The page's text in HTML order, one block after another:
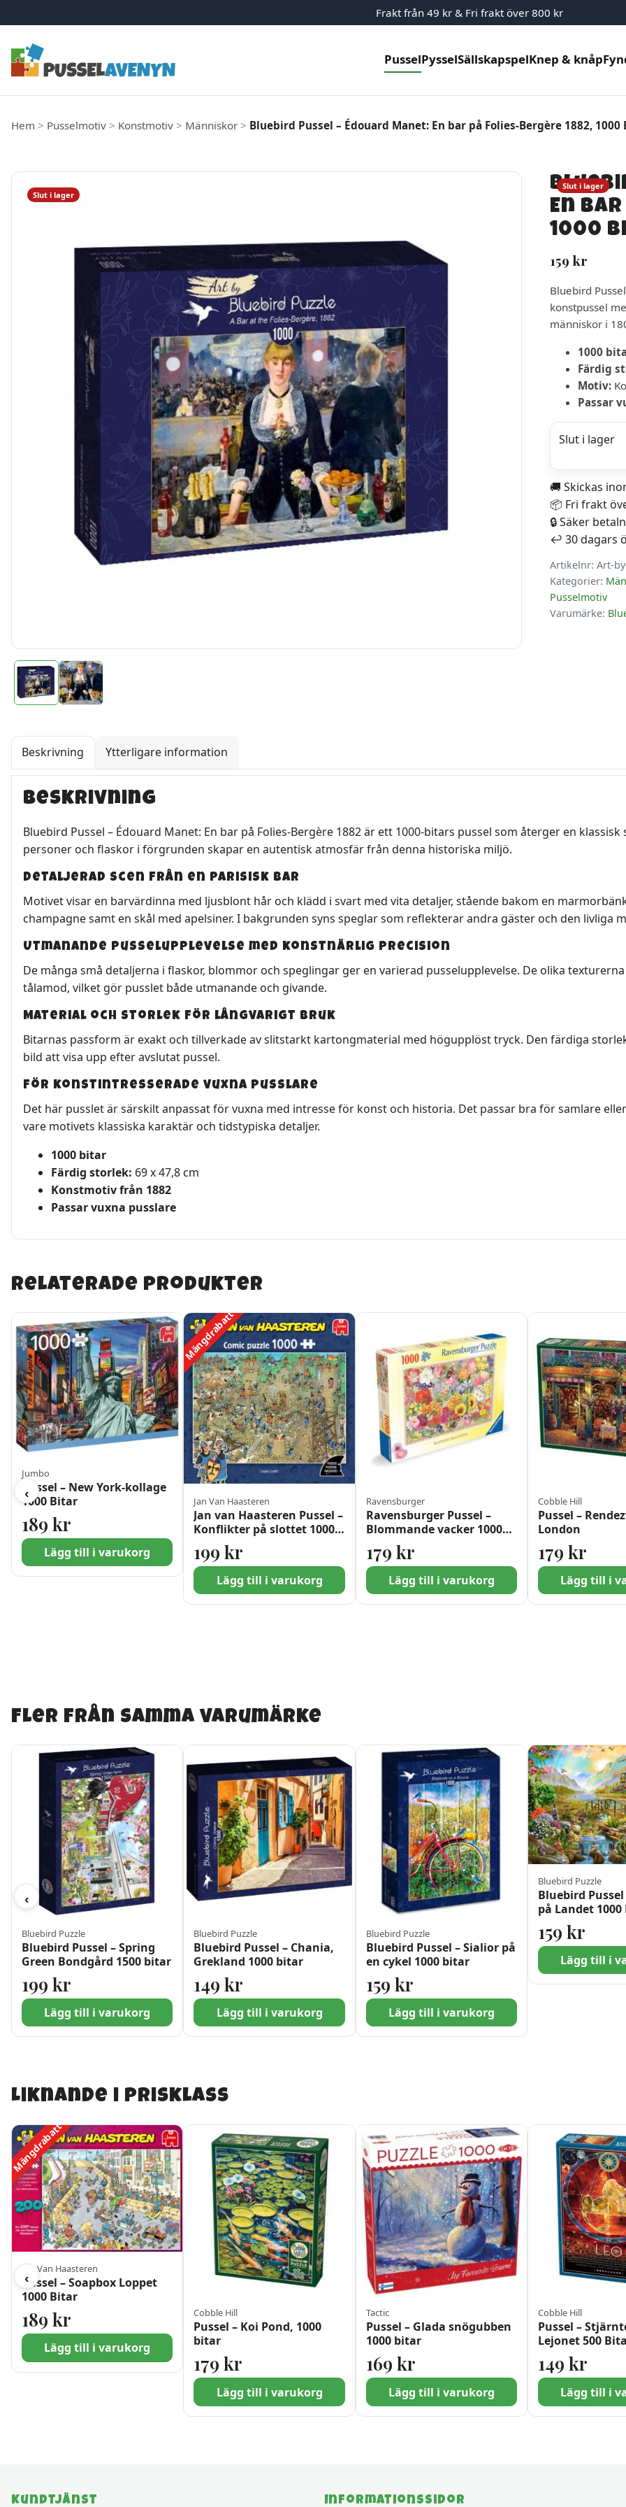
Hoppa till innehåll
Frakt från 49 kr & Fri frakt över 800 kr
PusselPysselSällskapspelKnep & knåp
Hem > Pusselmotiv > Konstmotiv > Människor > Bluebird Pussel – Édouard Manet: En bar på Folies-Bergère 1882, 1000
Slut i lager
En
1000
159 kr
Slut i lager
Bluebird
konstpussel
människor i
1000
Färdig
Motiv:
Passar
Slut i lager
🚚 Skickas
📦 Fri frakt
🔒 Säker
↩️ 30 dagars
Artikelnr:Art-
Kategorier:
Pusselmotiv
Varumärke:
Beskrivning Ytterligare information
Beskrivning
Bluebird Pussel – Édouard Manet: En bar på Folies-Bergère 1882 är ett 1000-bitars pussel som återger en
personer och flaskor i förgrunden skapar en autentisk atmosfär från denna historiska miljö.
Detaljerad scen från en Parisisk bar
Motivet visar en barvärdinna med ljusblont hår och klädd i svart med vita detaljer, stående bakom en
champagne samt en skål med apelsiner. I bakgrunden syns speglar som reflekterar andra gäster och den livliga
Utmanande pusselupplevelse med konstnärlig precision
De många små detaljerna i flaskor, blommor och speglingar ger en varierad pusselupplevelse. De olika
tålamod, vilket gör pusslet både utmanande och givande.
Material och storlek för långvarigt bruk
Bitarnas passform är exakt och tillverkade av slitstarkt kartongmaterial med högupplöst tryck. Den färdiga
bild att visa upp efter avslutat pussel.
För konstintresserade vuxna pusslare
Det här pusslet är särskilt anpassat för vuxna med intresse för konst och historia. Det passar bra för samlare
vare motivets klassiska karaktär och tidstypiska detaljer.
1000 bitar
Färdig storlek: 69 x 47,8 cm
Konstmotiv från 1882
Passar vuxna pusslare
Relaterade produkter
‹
Jumbo
Pussel – New York-kollage
1000 Bitar
189 kr
Lägg till i varukorg
Mängdrabatt
Jan Van Haasteren
Jan van Haasteren Pussel –
Konflikter på slottet 1000
199kr
Lägg till i varukorg
Ravensburger
Ravensburger Pussel –
Blommande vacker 1000
179 kr
Lägg till i varukorg
Cobble Hill
Pussel –
London
179kr
Lägg till i
Fler från samma varumärke
‹
Bluebird Puzzle
Bluebird Pussel – Spring
Green Bondgård 1500 bitar
199 kr
Lägg till i varukorg
Bluebird Puzzle
Bluebird Pussel – Chania,
Grekland 1000 bitar
149kr
Lägg till i varukorg
Bluebird Puzzle
Bluebird Pussel – Sialior på
en cykel 1000 bitar
159 kr
Lägg till i varukorg
Bluebird Puzzle
Bluebird
på Landet
159kr
Lägg till i
Liknande i prisklass
‹
Mängdrabatt
Jan Van Haasteren
Pussel – Soapbox Loppet
1000 Bitar
189 kr
Lägg till i varukorg
Cobble Hill
Pussel – Koi Pond, 1000
bitar
179kr
Lägg till i varukorg
Tactic
Pussel – Glada snögubben
1000 bitar
169 kr
Lägg till i varukorg
Cobble Hill
Pussel –
Lejonet 500
149kr
Lägg till i
Kundtjänst Informationssidor